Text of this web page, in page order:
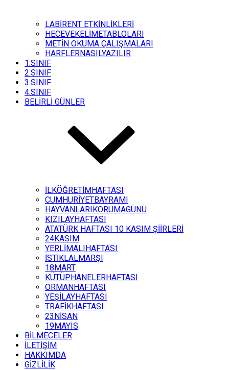
LABİRENT ETKİNLİKLERİ
HECEVEKELİMETABLOLARI
METİN OKUMA ÇALIŞMALARI
HARFLERNASILYAZILIR
1.SINIF
2.SINIF
3.SINIF
4.SINIF
BELİRLİ GÜNLER
İLKÖĞRETİMHAFTASI
CUMHURİYETBAYRAMI
HAYVANLARIKORUMAGÜNÜ
KIZILAYHAFTASI
ATATÜRK HAFTASI 10 KASIM ŞİİRLERİ
24KASIM
YERLİMALIHAFTASI
İSTİKLALMARŞI
18MART
KÜTÜPHANELERHAFTASI
ORMANHAFTASI
YEŞİLAYHAFTASI
TRAFİKHAFTASI
23NİSAN
19MAYIS
BİLMECELER
İLETİŞİM
HAKKIMDA
GİZLİLİK